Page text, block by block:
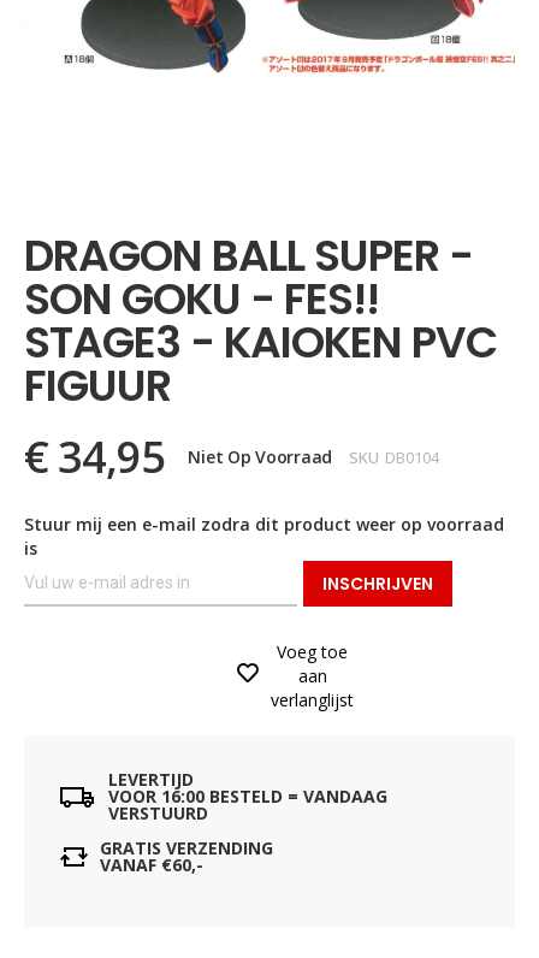
begin
van
de
afbeeldingen-
gallerij
DRAGON BALL SUPER -
SON GOKU - FES!!
STAGE3 - KAIOKEN PVC
FIGUUR
€ 34,95 Niet Op Voorraad SKU DB0104
Stuur mij een e-mail zodra dit product weer op voorraad
is
INSCHRIJVEN
Voeg toe
aan
verlanglijst
LEVERTIJD
VOOR 16:00 BESTELD = VANDAAG
VERSTUURD
GRATIS VERZENDING
VANAF €60,-